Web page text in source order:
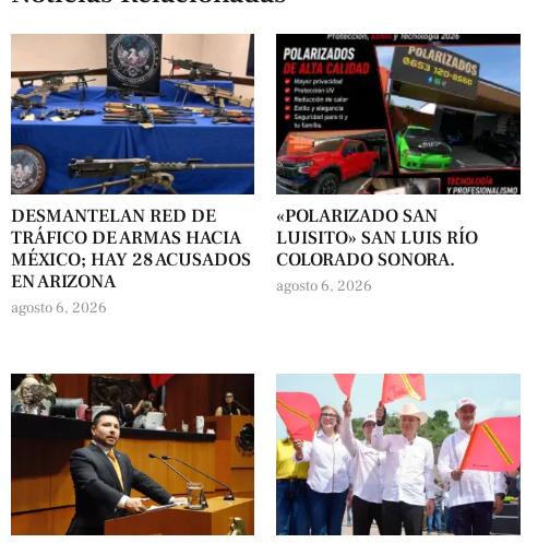
DESMANTELAN RED DE
TRÁFICO DE ARMAS HACIA
MÉXICO; HAY 28 ACUSADOS
EN ARIZONA
agosto 6, 2026
«POLARIZADO SAN
LUISITO» SAN LUIS RÍO
COLORADO SONORA.
agosto 6, 2026